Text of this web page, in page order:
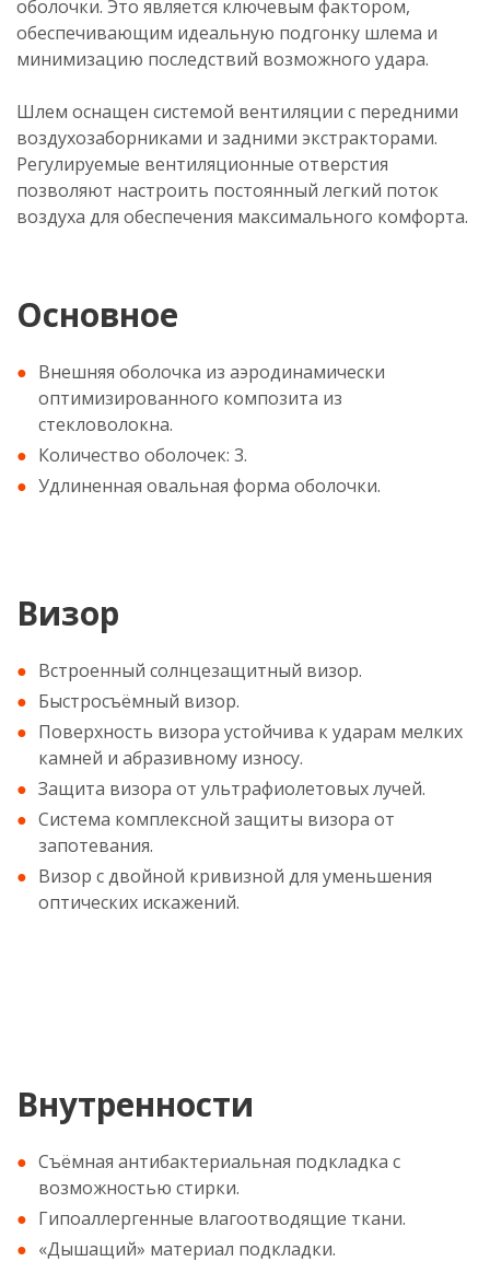
оболочки. Это является ключевым фактором,
обеспечивающим идеальную подгонку шлема и
минимизацию последствий возможного удара.
Шлем оснащен системой вентиляции с передними
воздухозаборниками и задними экстракторами.
Регулируемые вентиляционные отверстия
позволяют настроить постоянный легкий поток
воздуха для обеспечения максимального комфорта.
Основное
Внешняя оболочка из аэродинамически
оптимизированного композита из
стекловолокна.
Количество оболочек: 3.
Удлиненная овальная форма оболочки.
Визор
Встроенный солнцезащитный визор.
Быстросъёмный визор.
Поверхность визора устойчива к ударам мелких
камней и абразивному износу.
Защита визора от ультрафиолетовых лучей.
Система комплексной защиты визора от
запотевания.
Визор с двойной кривизной для уменьшения
оптических искажений.
Внутренности
Съёмная антибактериальная подкладка с
возможностью стирки.
Гипоаллергенные влагоотводящие ткани.
«Дышащий» материал подкладки.